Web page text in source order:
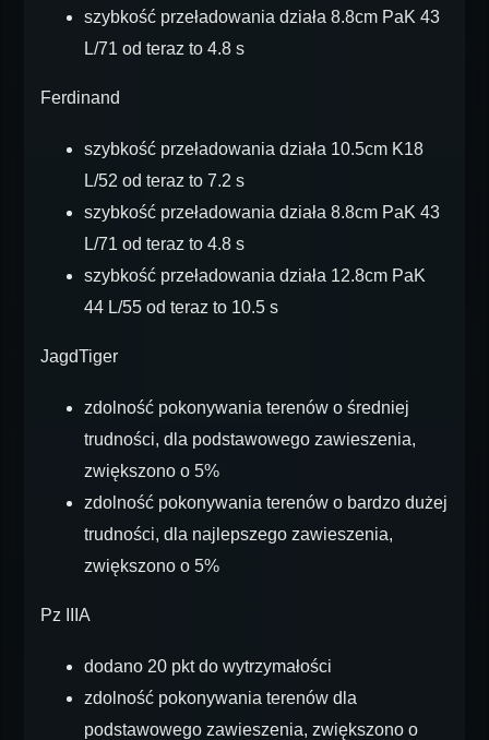
szybkość przeładowania działa 8.8cm PaK 43
L/71 od teraz to 4.8 s
Ferdinand
szybkość przeładowania działa 10.5cm K18
L/52 od teraz to 7.2 s
szybkość przeładowania działa 8.8cm PaK 43
L/71 od teraz to 4.8 s
szybkość przeładowania działa 12.8cm PaK
44 L/55 od teraz to 10.5 s
JagdTiger
zdolność pokonywania terenów o średniej
trudności, dla podstawowego zawieszenia,
zwiększono o 5%
zdolność pokonywania terenów o bardzo dużej
trudności, dla najlepszego zawieszenia,
zwiększono o 5%
Pz IIIA
dodano 20 pkt do wytrzymałości
zdolność pokonywania terenów dla
podstawowego zawieszenia, zwiększono o